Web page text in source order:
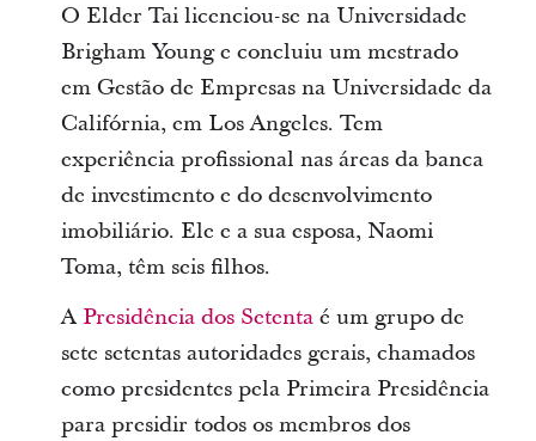
O Elder Tai licenciou-se na Universidade
Brigham Young e concluiu um mestrado
em Gestão de Empresas na Universidade da
Califórnia, em Los Angeles. Tem
experiência profissional nas áreas da banca
de investimento e do desenvolvimento
imobiliário. Ele e a sua esposa, Naomi
Toma, têm seis filhos.
A Presidência dos Setentaé um grupo de
sete setentas autoridades gerais, chamados
como presidentes pela Primeira Presidência
para presidir todos os membros dos